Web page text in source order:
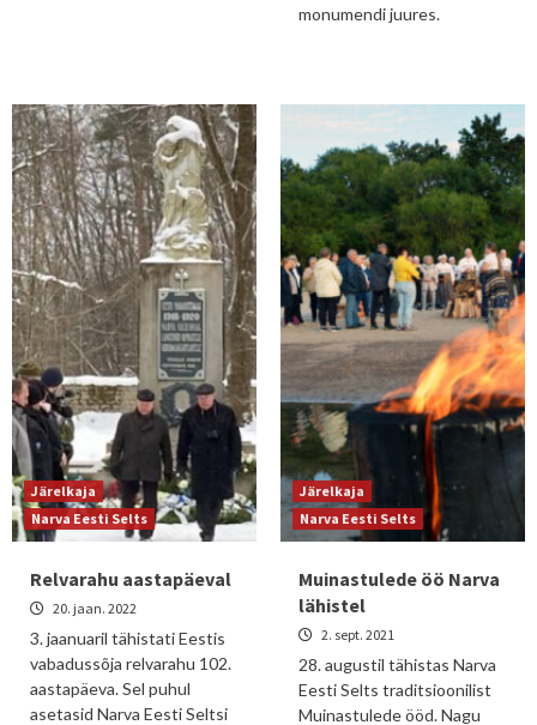
monumendi juures.
Järelkaja
Narva Eesti Selts
Relvarahu aastapäeval
20. jaan. 2022
3. jaanuaril tähistati Eestis
vabadussõja relvarahu 102.
aastapäeva. Sel puhul
asetasid Narva Eesti Seltsi
Järelkaja
Narva Eesti Selts
Muinastulede öö Narva
lähistel
2. sept. 2021
28. augustil tähistas Narva
Eesti Selts traditsioonilist
Muinastulede ööd. Nagu